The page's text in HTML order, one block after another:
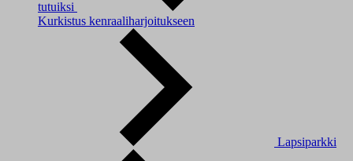
tutuiksi
Kurkistus kenraaliharjoitukseen
Lapsiparkki